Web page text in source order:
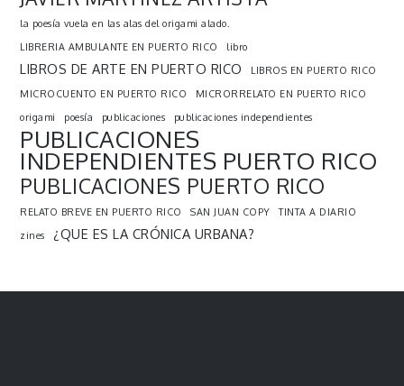
la poesía vuela en las alas del origami alado.
LIBRERIA AMBULANTE EN PUERTO RICO
libro
LIBROS DE ARTE EN PUERTO RICO
LIBROS EN PUERTO RICO
MICROCUENTO EN PUERTO RICO
MICRORRELATO EN PUERTO RICO
origami
poesía publicaciones publicaciones independientes
PUBLICACIONES
INDEPENDIENTES PUERTO RICO
PUBLICACIONES PUERTO RICO
RELATO BREVE EN PUERTO RICO SAN JUAN COPY
TINTA A DIARIO
zines
¿QUE ES LA CRÓNICA URBANA?